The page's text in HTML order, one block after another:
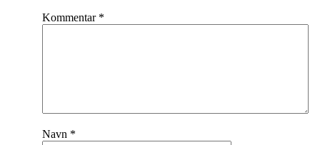
Kommentar *
Navn *